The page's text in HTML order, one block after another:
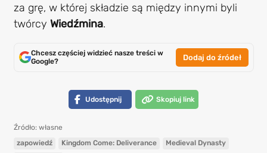
za grę, w której składzie są między innymi byli
twórcy Wiedźmina.
Chcesz częściej widzieć nasze treści w
Google?
Dodaj do źródeł
Udostępnij Skopiuj link
Źródło: własne
zapowiedź
Kingdom Come: Deliverance
Medieval Dynasty